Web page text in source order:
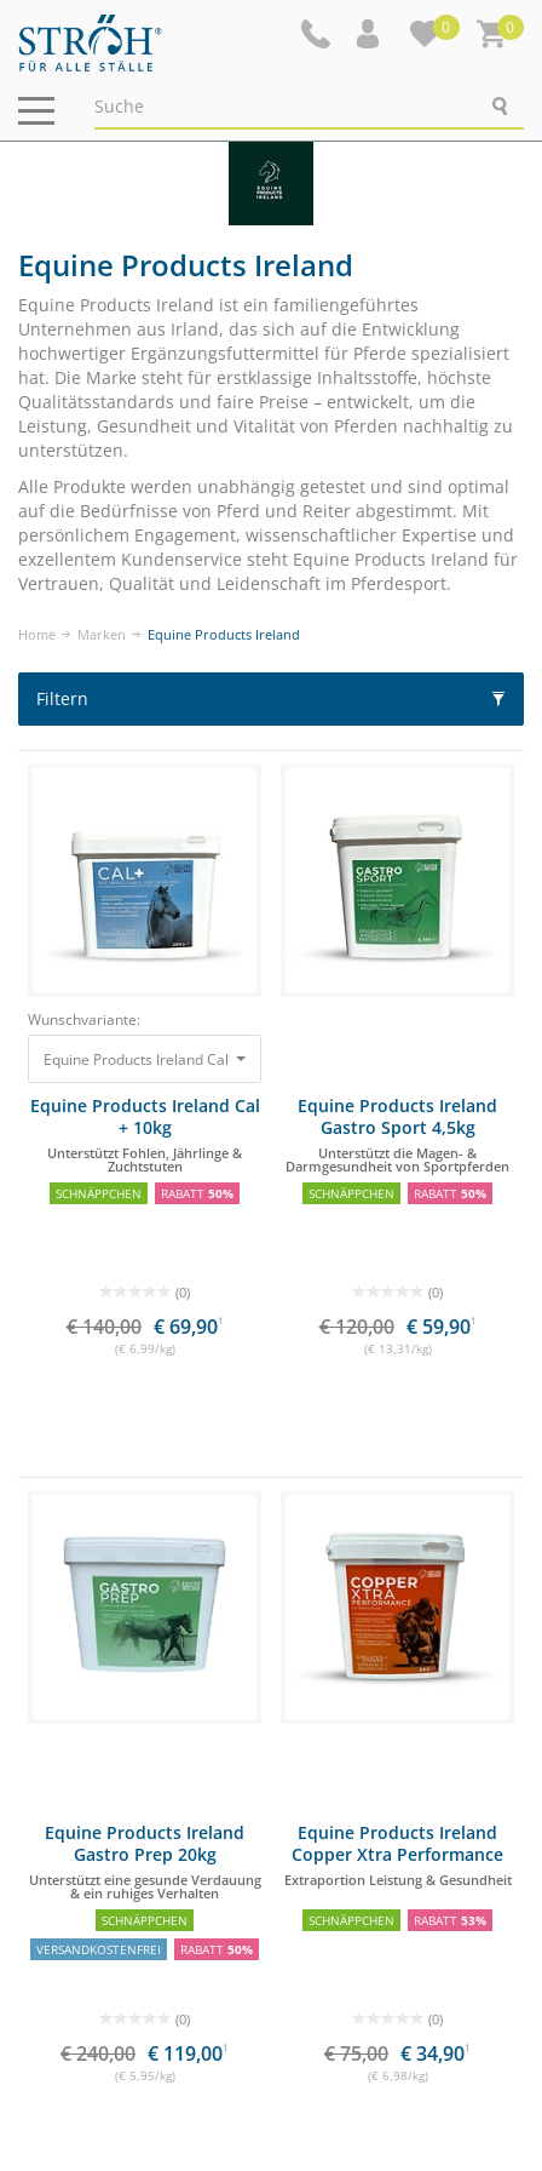
0 0
Navigation
ein-/ausblenden
Equine Products Ireland
Equine Products Ireland ist ein familiengeführtes
Unternehmen aus Irland, das sich auf die Entwicklung
hochwertiger Ergänzungsfuttermittel für Pferde spezialisiert
hat. Die Marke steht für erstklassige Inhaltsstoffe, höchste
Qualitätsstandards und faire Preise – entwickelt, um die
Leistung, Gesundheit und Vitalität von Pferden nachhaltig zu
unterstützen.
Alle Produkte werden unabhängig getestet und sind optimal
auf die Bedürfnisse von Pferd und Reiter abgestimmt. Mit
persönlichem Engagement, wissenschaftlicher Expertise und
exzellentem Kundenservice steht Equine Products Ireland für
Vertrauen, Qualität und Leidenschaft im Pferdesport.
Home Marken Equine Products Ireland
Filtern
Wunschvariante:
Equine Products Ireland Cal + 10kg Unterstützt Fohlen, Jährlinge &
Equine Products Ireland Cal
+ 10kg
Unterstützt Fohlen, Jährlinge &
Zuchtstuten
SCHNÄPPCHEN RABATT 50%
(0)
€ 140,00 € 69,901
(€ 6,99/kg)
Equine Products Ireland
Gastro Sport 4,5kg
Unterstützt die Magen- &
Darmgesundheit von Sportpferden
SCHNÄPPCHEN RABATT 50%
(0)
€ 120,00 € 59,901
(€ 13,31/kg)
Equine Products Ireland
Gastro Prep 20kg
Unterstützt eine gesunde Verdauung
& ein ruhiges Verhalten
SCHNÄPPCHEN
VERSANDKOSTENFREI
RABATT 50%
(0)
€ 240,00 € 119,001
(€ 5,95/kg)
Equine Products Ireland
Copper Xtra Performance
5kg
Extraportion Leistung & Gesundheit
SCHNÄPPCHEN RABATT 53%
(0)
€ 75,00 € 34,901
(€ 6,98/kg)